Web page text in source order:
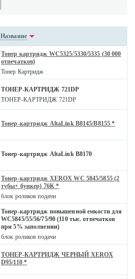
Название
Тонер картридж WC5325/5330/5335 (30 000
отпечатков)
Тонер Картридж
ТОНЕР-КАРТРИДЖ 721DP
ТОНЕР-КАРТРИДЖ 721DP
Тонер-картридж AltaLink B8145/B8155 *
Тонер-картридж AltaLink B8170
Тонер-картридж XEROX WC 5845/5855 (2
тубы+ бункер) 76К *
блок роликов подачи
Тонер-картридж повышенной емкости для
WC5845/55/56/75/90 (110 тыс. отпечатков
при 5% заполнении)
блок роликов подачи
ТОНЕР-КАРТРИДЖ ЧЕРНЫЙ XEROX
D95/110 *